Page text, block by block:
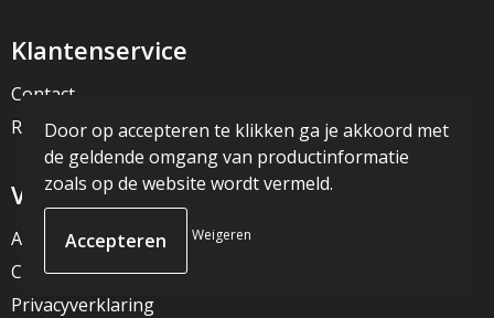
Klantenservice
Contact
Retourneren
Veilig winkelen
Algemene voorwaarden
Cookieverklaring
Privacyverklaring
Door op accepteren te klikken ga je akkoord met
de geldende omgang van productinformatie
zoals op de website wordt vermeld.
Weigeren